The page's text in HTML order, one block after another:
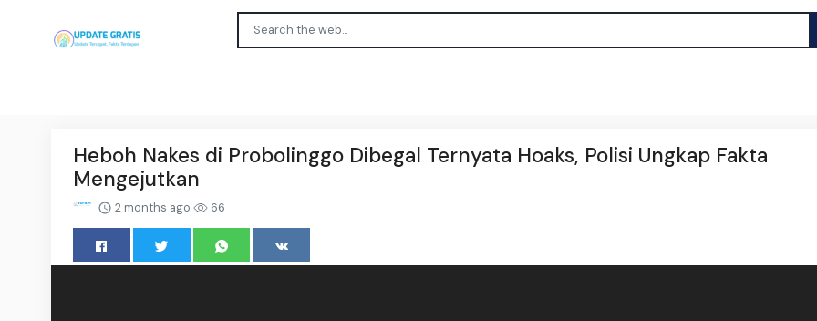
Heboh Nakes di Probolinggo Dibegal Ternyata Hoaks, Polisi Ungkap Fakta
Mengejutkan
2 months ago 66